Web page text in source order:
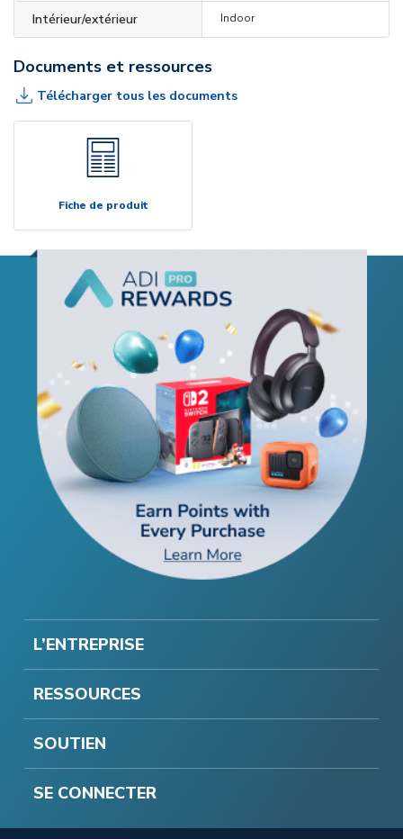
Intérieur/extérieur Indoor
Documents et ressources
Télécharger tous les documents
Fiche de produit
L’ENTREPRISE
RESSOURCES
SOUTIEN
SE CONNECTER